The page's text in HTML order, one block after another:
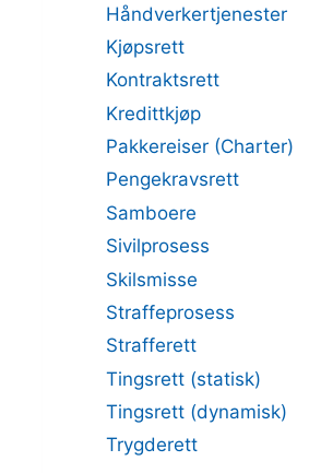
Håndverkertjenester
Kjøpsrett
Kontraktsrett
Kredittkjøp
Pakkereiser (Charter)
Pengekravsrett
Samboere
Sivilprosess
Skilsmisse
Straffeprosess
Strafferett
Tingsrett (statisk)
Tingsrett (dynamisk)
Trygderett